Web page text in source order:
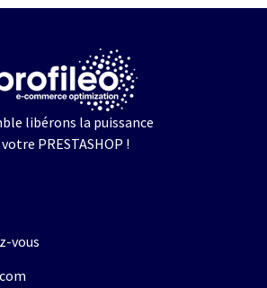
libérons la puissance
PRESTASHOP !
vous